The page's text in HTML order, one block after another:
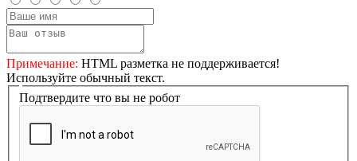
Примечание: HTML разметка не поддерживается!
Используйте обычный текст.
Подтвердите что вы не робот